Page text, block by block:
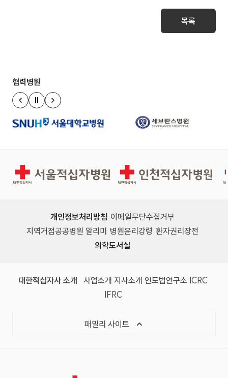
목록
협력병원
이전 슬라이드
정지
다음 슬라이드
서울적십자병원 인천적십자병원
개인정보처리방침 이메일무단수집거부
지역거점공공병원 알리미 병원윤리강령 환자권리장전
의학도서실
대한적십자사 소개 (새 창)
사업소개 (새 창)
지사소개 (새 창)
인도법연구소 (새 창)
ICRC(국제
IFRC(국제적십자사연맹, 새 창)
패밀리 사이트 목록 열기